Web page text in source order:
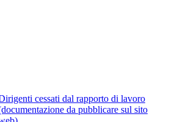
cessati dal rapporto di lavoro
da pubblicare sul sito